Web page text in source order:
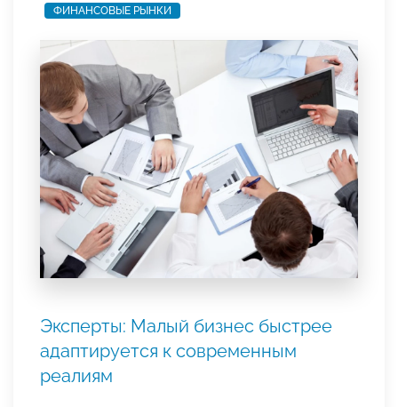
ФИНАНСОВЫЕ РЫНКИ
Эксперты: Малый бизнес быстрее
адаптируется к современным
реалиям